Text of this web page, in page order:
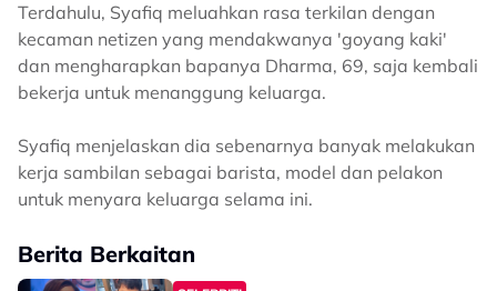
Terdahulu, Syafiq meluahkan rasa terkilan dengan
kecaman netizen yang mendakwanya 'goyang kaki'
dan mengharapkan bapanya Dharma, 69, saja kembali
bekerja untuk menanggung keluarga.
Syafiq menjelaskan dia sebenarnya banyak melakukan
kerja sambilan sebagai barista, model dan pelakon
untuk menyara keluarga selama ini.
Berita Berkaitan